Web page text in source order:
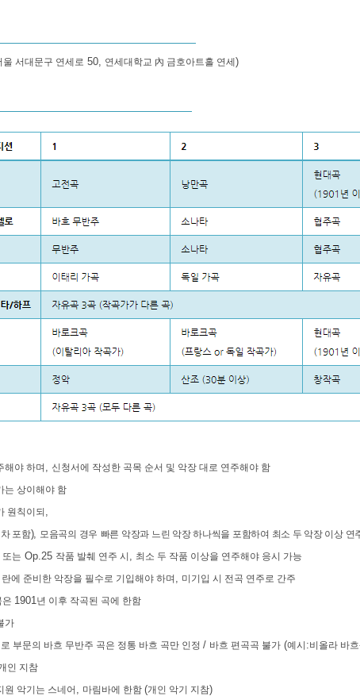
울 서대문구 연세로 50, 연세대학교 內 금호아트홀 연세 )
해야 하며 , 신청서에 작성한 곡목 순서 및 악장 대로 연주해야 함
는 상이해야 함
원칙이되 ,
포함), 모음곡의 경우 빠른 악장과 느린 악장 하나씩을 포함하여 최소 두 악장 이상 연
또는 Op.25 작품 발췌 연주 시 , 최소 두 작품 이상을 연주해야 응시 가능
란에 준비한 악장을 필수로 기입해야 하며 , 미기입 시 전곡 연주로 간주
은 1901년 이후 작곡된 곡에 한함
가
부문의 바흐 무반주 곡은 정통 바흐 곡만 인정 / 바흐 편곡곡 불가 (예시 :비올라 바흐
인 지참
원 악기는 스네어 , 마림바에 한함 (개인 악기 지참)